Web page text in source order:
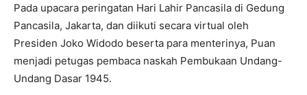
Pada upacara peringatan Hari Lahir Pancasila di Gedung
Pancasila, Jakarta, dan diikuti secara virtual oleh
Presiden Joko Widodo beserta para menterinya, Puan
menjadi petugas pembaca naskah Pembukaan Undang-
Undang Dasar 1945.